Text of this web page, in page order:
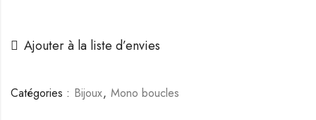
Ajouter à la liste d’envies
Catégories : Bijoux, Mono boucles